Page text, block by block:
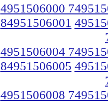
4951506000
84951506001
4951506004
84951506005
4951506008